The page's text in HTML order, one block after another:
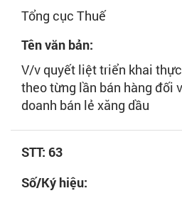
Tổng cục Thuế
Tên văn bản:
V/v quyết liệt triển khai
theo từng lần bán hàng đối
doanh bán lẻ xăng dầu
STT: 63
Số/Ký hiệu: